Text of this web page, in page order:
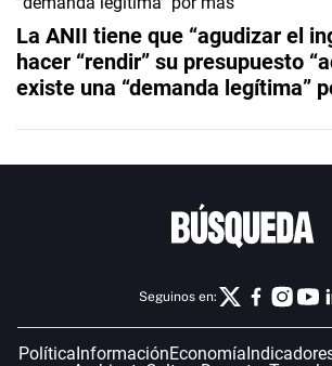
La ANII tiene que “agudizar el
hacer “rendir” su presupuesto
existe una “demanda legítima”
Seguinos en:
Política InformaciónEconomía